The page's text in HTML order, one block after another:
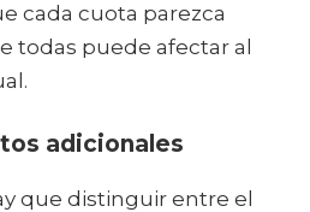
cada cuota parezca
todas puede afectar al
adicionales
que distinguir entre el